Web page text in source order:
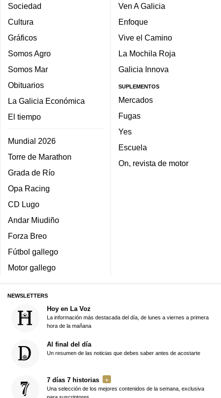
Sociedad
Cultura
Gráficos
Somos Agro
Somos Mar
Obituarios
La Galicia Económica
El tiempo
Mundial 2026
Torre de Marathon
Grada de Río
Opa Racing
CD Lugo
Andar Miudiño
Forza Breo
Fútbol gallego
Motor gallego
Ven A Galicia
Enfoque
Vive el Camino
La Mochila Roja
Galicia Innova
SUPLEMENTOS
Mercados
Fugas
Yes
Escuela
On, revista de motor
NEWSLETTERS
Hoy en La Voz
La información más destacada del día, de lunes a viernes a primera
hora de la mañana
Al final del día
Un resumen de las noticias que debes saber antes de acostarte
7 días 7 historias
Una selección de los mejores contenidos de la semana, exclusiva